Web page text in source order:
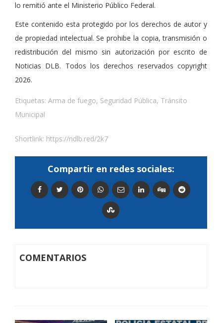
lo remitió ante el Ministerio Público Federal.
Este contenido esta protegido por los derechos de autor y
de propiedad intelectual. Se prohibe la copia, transmisión o
redistribución del mismo sin autorización por escrito de
Noticias DLB. Todos los derechos reservados copyright
2026.
Etiquetas: Arma de fuego, Seguridad Pública, Tránsito
Municipal
Shortlink: https://ndlb.red/2k7
Compartir en redes sociales:
COMENTARIOS